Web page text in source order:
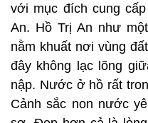
với mục đích cung
An. Hồ Trị An như
nằm khuất nơi vùng
đây không lạc lõng
nập. Nước ở hồ rất
Cảnh sắc non nước